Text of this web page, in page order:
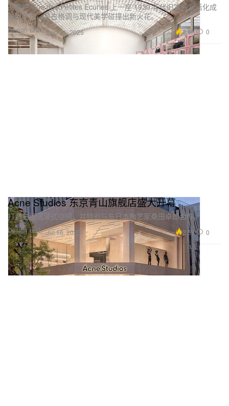
Design 设计
品牌把 Rue des Petites Écuries 上一座 1930 年代旧实验室活化成
最新基地，复古格调与现代美学碰撞出新火花。
Sep 11, 2025 2.6K 0
Design 设计
Acne Studios 东京青山旗舰店盛大开幕
打造三层沉浸式空间，并特别与与日本陶艺家桑田卓郎合作。
Jul 16, 2025 2.5K 0